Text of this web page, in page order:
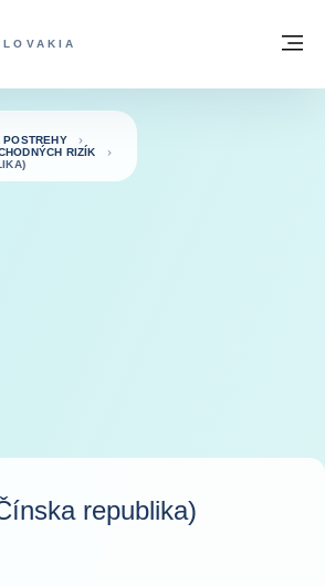
FOR TRADE - WEBOVÁ
POSTREHY
RIZÍK
republika)